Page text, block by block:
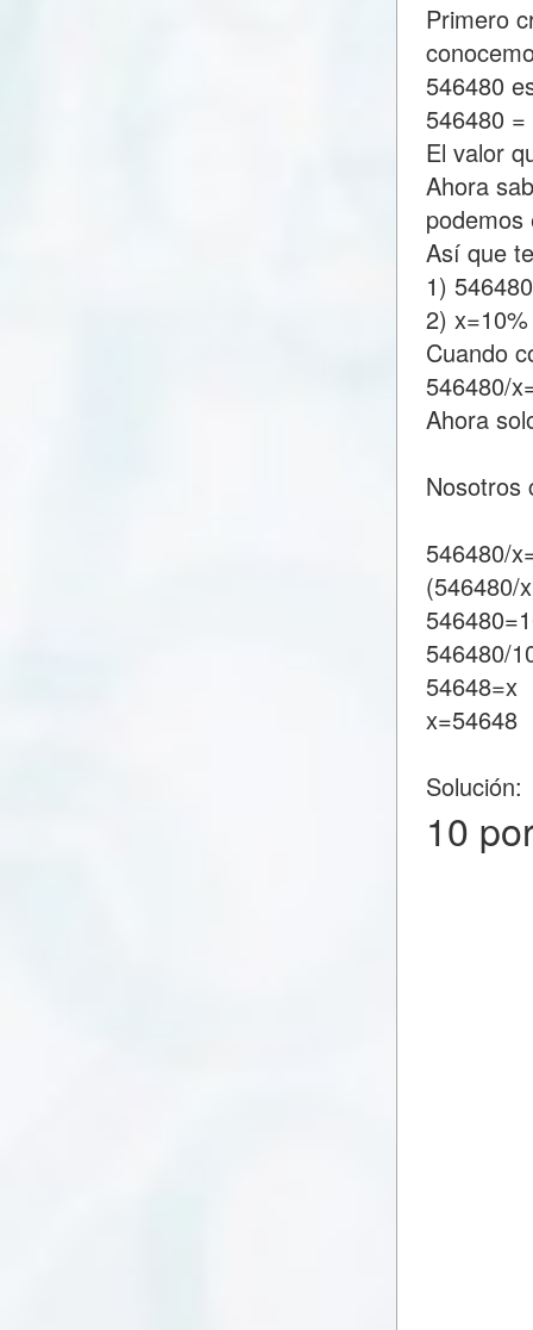
Primero
546480
546480
El valor
Ahora
Así que
1)
2) x=10%
Cuando
546480/
Ahora
Nosotros
546480/
(546480/
546480/
54648=x
x=54648
Solución:
10